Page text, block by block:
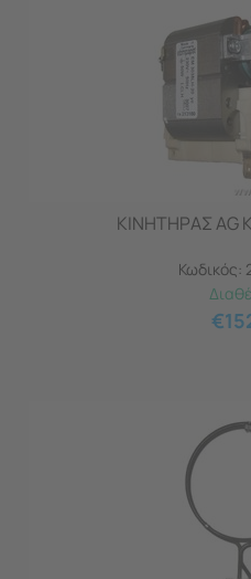
ΚΙΝΗΤΗΡΑΣ AG
Κωδικός:
€